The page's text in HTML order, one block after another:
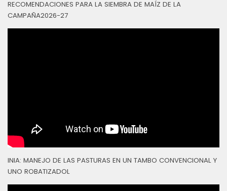
RECOMENDACIONES PARA LA SIEMBRA DE MAÍZ DE LA
CAMPAÑA2026-27
INIA: MANEJO DE LAS PASTURAS EN UN TAMBO CONVENCIONAL Y
UNO ROBATIZADOL